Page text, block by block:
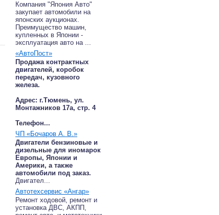
Компания "Япония Авто"
закупает автомобили на
японских аукционах.
Преимущество машин,
купленных в Японии -
эксплуатация авто на ...
«АвтоПост»
Продажа контрактных
двигателей, коробок
передач, кузовного
железа.
Адрес: г.Тюмень, ул.
Монтажников 17а, стр. 4
Телефон...
ЧП «Бочаров А. В.»
Двигатели бензиновые и
дизельные для иномарок
Европы, Японии и
Америки, а также
автомобили под заказ.
Двигател...
Автотехсервис «Ангар»
Ремонт ходовой, ремонт и
установка ДВС, АКПП,